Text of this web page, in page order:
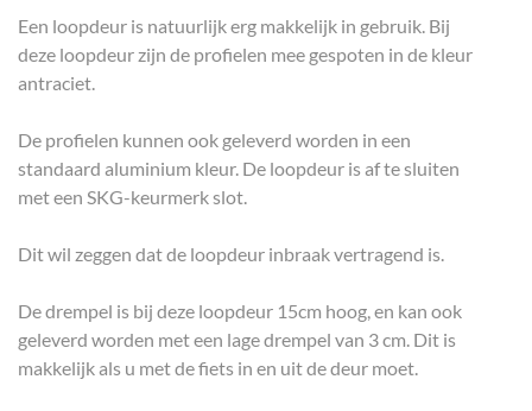
Een loopdeur is natuurlijk erg makkelijk in gebruik. Bij
deze loopdeur zijn de profielen mee gespoten in de kleur
antraciet.
De profielen kunnen ook geleverd worden in een
standaard aluminium kleur. De loopdeur is af te sluiten
met een SKG-keurmerk slot.
Dit wil zeggen dat de loopdeur inbraak vertragend is.
De drempel is bij deze loopdeur 15cm hoog, en kan ook
geleverd worden met een lage drempel van 3 cm. Dit is
makkelijk als u met de fiets in en uit de deur moet.